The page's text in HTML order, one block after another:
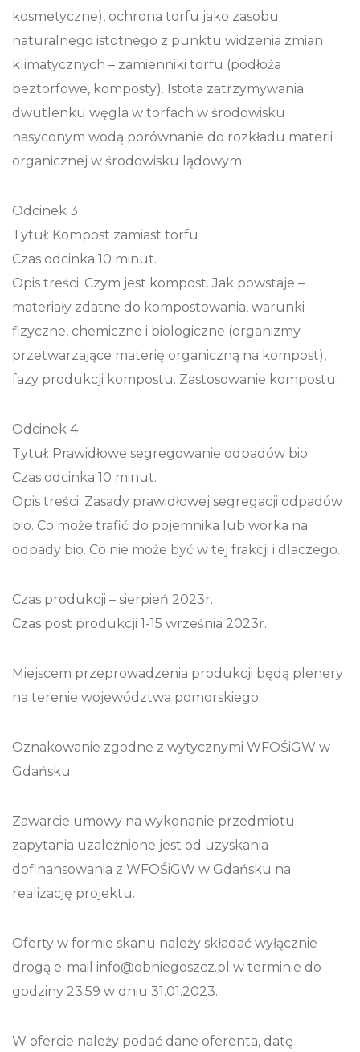
kosmetyczne), ochrona torfu jako zasobu
naturalnego istotnego z punktu widzenia zmian
klimatycznych – zamienniki torfu (podłoża
beztorfowe, komposty). Istota zatrzymywania
dwutlenku węgla w torfach w środowisku
nasyconym wodą porównanie do rozkładu materii
organicznej w środowisku lądowym.
Odcinek 3
Tytuł: Kompost zamiast torfu
Czas odcinka 10 minut.
Opis treści: Czym jest kompost. Jak powstaje –
materiały zdatne do kompostowania, warunki
fizyczne, chemiczne i biologiczne (organizmy
przetwarzające materię organiczną na kompost),
fazy produkcji kompostu. Zastosowanie kompostu.
Odcinek 4
Tytuł: Prawidłowe segregowanie odpadów bio.
Czas odcinka 10 minut.
Opis treści: Zasady prawidłowej segregacji odpadów
bio. Co może trafić do pojemnika lub worka na
odpady bio. Co nie może być w tej frakcji i dlaczego.
Czas produkcji – sierpień 2023r.
Czas post produkcji 1-15 września 2023r.
Miejscem przeprowadzenia produkcji będą plenery
na terenie województwa pomorskiego.
Oznakowanie zgodne z wytycznymi WFOŚiGW w
Gdańsku.
Zawarcie umowy na wykonanie przedmiotu
zapytania uzależnione jest od uzyskania
dofinansowania z WFOŚiGW w Gdańsku na
realizację projektu.
Oferty w formie skanu należy składać wyłącznie
drogą e-mail info@obniegoszcz.pl w terminie do
godziny 23:59 w dniu 31.01.2023.
W ofercie należy podać dane oferenta, datę